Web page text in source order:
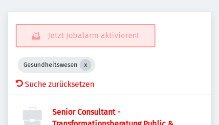
Jetzt Jobalarm aktivieren!
Gesundheitswesen
Suche zurücksetzen
Senior Consultant -